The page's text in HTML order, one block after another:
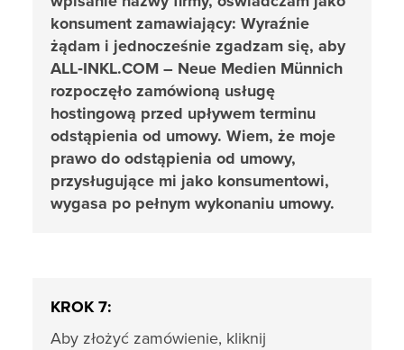
konsument zamawiający: Wyraźnie
żądam i jednocześnie zgadzam się, aby
ALL‑INKL.COM – Neue Medien Münnich
rozpoczęło zamówioną usługę
hostingową przed upływem terminu
odstąpienia od umowy. Wiem, że moje
prawo do odstąpienia od umowy,
przysługujące mi jako konsumentowi,
wygasa po pełnym wykonaniu umowy.
KROK 7:
Aby złożyć zamówienie, kliknij